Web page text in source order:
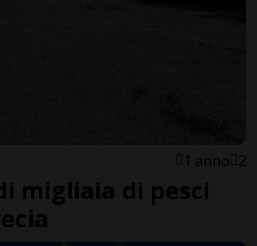
1 anno 2
migliaia di pesci